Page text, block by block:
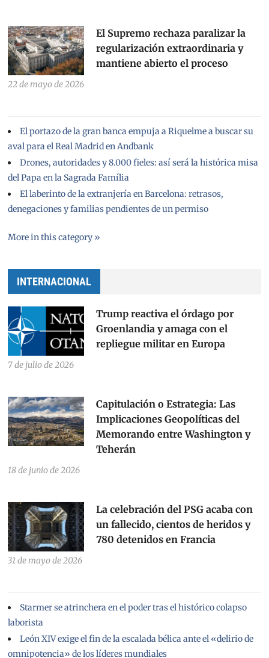
El Supremo rechaza paralizar la
regularización extraordinaria y
mantiene abierto el proceso
22 de mayo de 2026
El portazo de la gran banca empuja a Riquelme a buscar su
aval para el Real Madrid en Andbank
Drones, autoridades y 8.000 fieles: así será la histórica misa
del Papa en la Sagrada Família
El laberinto de la extranjería en Barcelona: retrasos,
denegaciones y familias pendientes de un permiso
More in this category »
INTERNACIONAL
Trump reactiva el órdago por
Groenlandia y amaga con el
repliegue militar en Europa
7 de julio de 2026
Capitulación o Estrategia: Las
Implicaciones Geopolíticas del
Memorando entre Washington y
Teherán
18 de junio de 2026
La celebración del PSG acaba con
un fallecido, cientos de heridos y
780 detenidos en Francia
31 de mayo de 2026
Starmer se atrinchera en el poder tras el histórico colapso
laborista
León XIV exige el fin de la escalada bélica ante el «delirio de
omnipotencia» de los líderes mundiales